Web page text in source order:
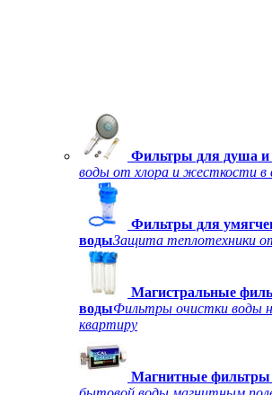
Фильтры для душа и
воды от хлора и жесткости в
Фильтры для
водыЗащита теплотехники
Магистральные
водыФильтры очистки воды
квартиру
Магнитные фильтры